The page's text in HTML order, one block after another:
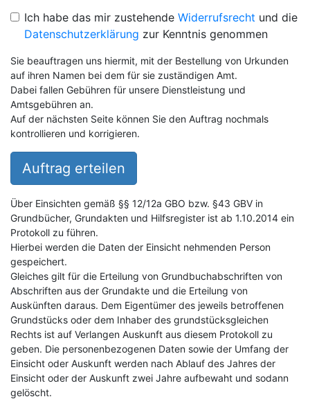
Ich habe das mir zustehende Widerrufsrecht und die
Datenschutzerklärung zur Kenntnis genommen
Sie beauftragen uns hiermit, mit der Bestellung von Urkunden
auf ihren Namen bei dem für sie zuständigen Amt.
Dabei fallen Gebühren für unsere Dienstleistung und
Amtsgebühren an.
Auf der nächsten Seite können Sie den Auftrag nochmals
kontrollieren und korrigieren.
Auftrag erteilen
Über Einsichten gemäß §§ 12/12a GBO bzw. §43 GBV in
Grundbücher, Grundakten und Hilfsregister ist ab 1.10.2014 ein
Protokoll zu führen.
Hierbei werden die Daten der Einsicht nehmenden Person
gespeichert.
Gleiches gilt für die Erteilung von Grundbuchabschriften von
Abschriften aus der Grundakte und die Erteilung von
Auskünften daraus. Dem Eigentümer des jeweils betroffenen
Grundstücks oder dem Inhaber des grundstücksgleichen
Rechts ist auf Verlangen Auskunft aus diesem Protokoll zu
geben. Die personenbezogenen Daten sowie der Umfang der
Einsicht oder Auskunft werden nach Ablauf des Jahres der
Einsicht oder der Auskunft zwei Jahre aufbewaht und sodann
gelöscht.